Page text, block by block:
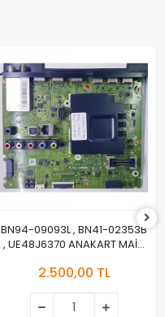
BN94-09093L , BN41-02353B
, UE48J6370 ANAKART MAİN
2.500,00 TL